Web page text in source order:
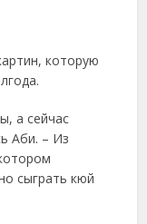
которую
а сейчас
Аби. – Из
сыграть кюй